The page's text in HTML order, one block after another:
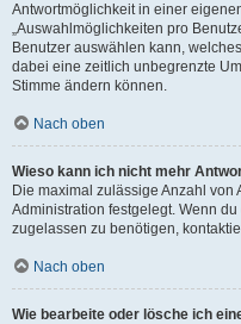
Antwortmöglichkeit in einer
„Auswahlmöglichkeiten pro
Benutzer auswählen kann,
dabei eine zeitlich unbegrenzte
Stimme ändern können.
Nach oben
Wieso kann ich nicht mehr
Die maximal zulässige Anzahl
Administration festgelegt. Wenn
zugelassen zu benötigen,
Nach oben
Wie bearbeite oder lösche ich